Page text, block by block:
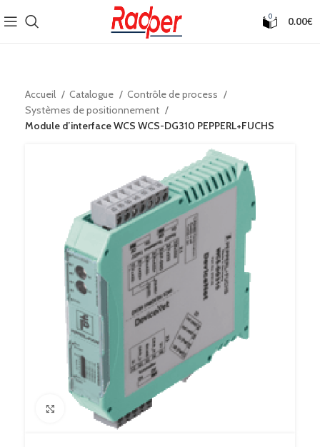
0 0.00€
Accueil Catalogue
Contrôle de process
Systèmes de positionnement
Module d’interface WCS WCS-DG310 PEPPERL+FUCHS
Click to enlarge